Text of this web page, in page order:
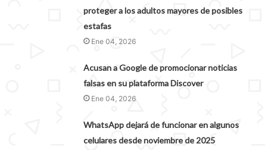
proteger a los adultos mayores de posibles
estafas
Ene 04, 2026
Acusan a Google de promocionar noticias
falsas en su plataforma Discover
Ene 04, 2026
WhatsApp dejará de funcionar en algunos
celulares desde noviembre de 2025